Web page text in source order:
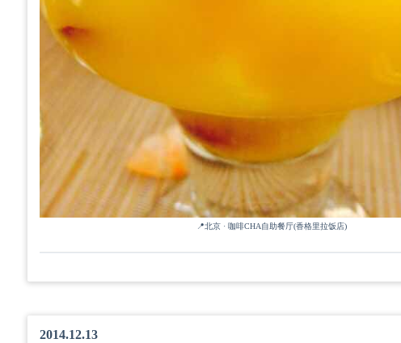
📍北京 · 咖啡CHA自助餐厅(香格里拉饭店)
2014.12.13